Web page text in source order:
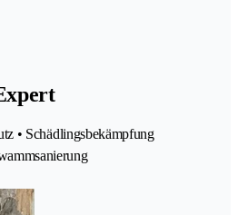
• Schädlingsbekämpfung